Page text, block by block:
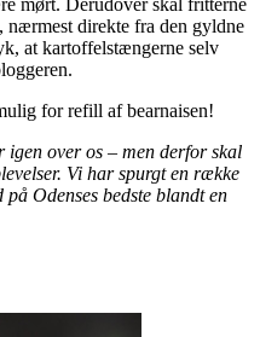
nærmest direkte fra den gyldne
at kartoffelstængerne selv
for refill af bearnaisen!
igen over os – men derfor skal
Vi har spurgt en række
på Odenses bedste blandt en